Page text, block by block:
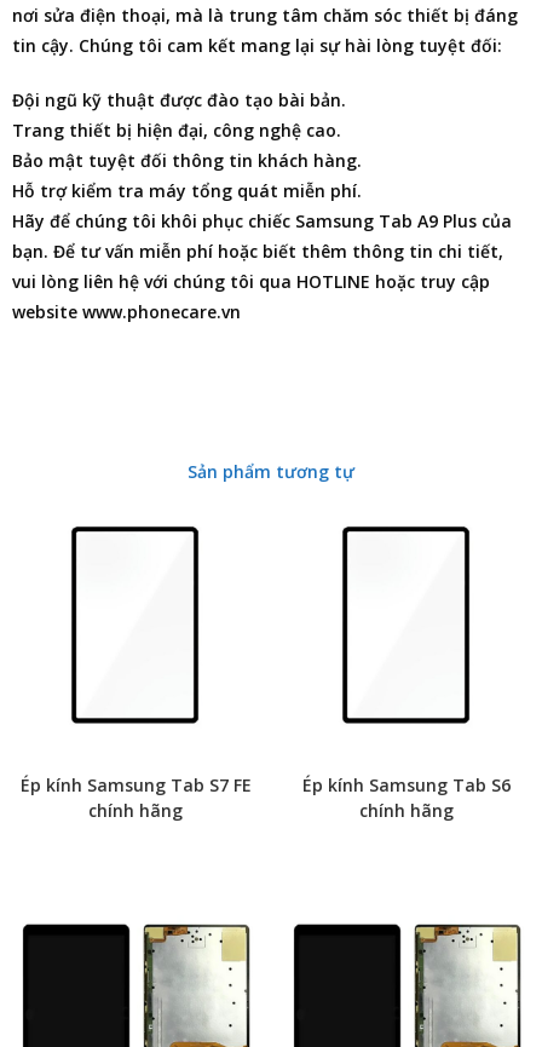
nơi sửa điện thoại, mà là trung tâm chăm sóc thiết bị đáng
tin cậy. Chúng tôi cam kết mang lại sự hài lòng tuyệt đối:
Đội ngũ kỹ thuật được đào tạo bài bản.
Trang thiết bị hiện đại, công nghệ cao.
Bảo mật tuyệt đối thông tin khách hàng.
Hỗ trợ kiểm tra máy tổng quát miễn phí.
Hãy để chúng tôi khôi phục chiếc Samsung Tab A9 Plus của
bạn. Để tư vấn miễn phí hoặc biết thêm thông tin chi tiết,
vui lòng liên hệ với chúng tôi qua HOTLINE hoặc truy cập
website www.phonecare.vn
Sản phẩm tương tự
Ép kính Samsung Tab S7 FE
chính hãng
Ép kính Samsung Tab S6
chính hãng